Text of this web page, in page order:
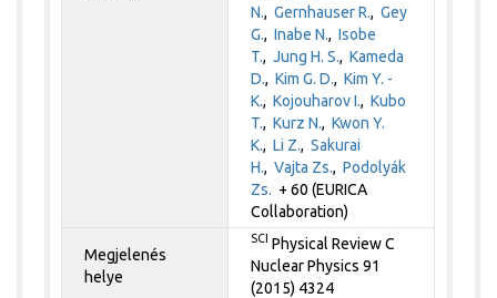
N.,Gernhauser R.,Gey
G.,Inabe N.,Isobe
T.,Jung H. S.,Kameda
D.,Kim G. D.,Kim Y. -
K.,Kojouharov I.,Kubo
T.,Kurz N.,Kwon Y.
K.,Li Z.,Sakurai
H.,Vajta Zs.,Podolyák
Zs. + 60 (EURICA
Collaboration)
Megjelenés
helye
SCI Physical Review C
Nuclear Physics 91
(2015) 4324